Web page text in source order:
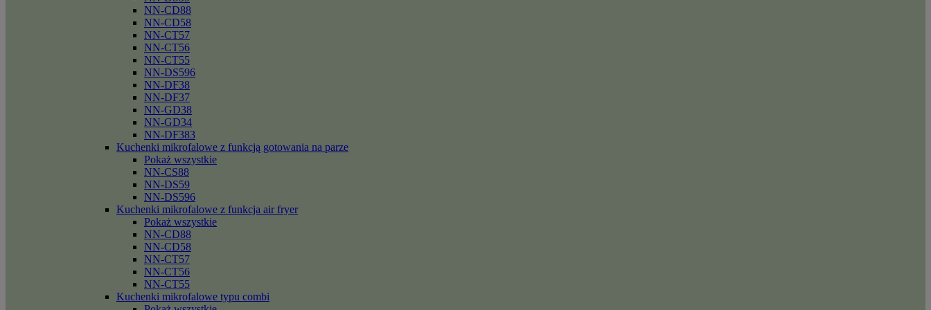
NN-CD88
NN-CD58
NN-CT57
NN-CT56
NN-CT55
NN-DS596
NN-DF38
NN-DF37
NN-GD38
NN-GD34
NN-DF383
Kuchenki mikrofalowe z funkcją gotowania na parze
Pokaż wszystkie
NN-CS88
NN-DS59
NN-DS596
Kuchenki mikrofalowe z funkcja air fryer
Pokaż wszystkie
NN-CD88
NN-CD58
NN-CT57
NN-CT56
NN-CT55
Kuchenki mikrofalowe typu combi